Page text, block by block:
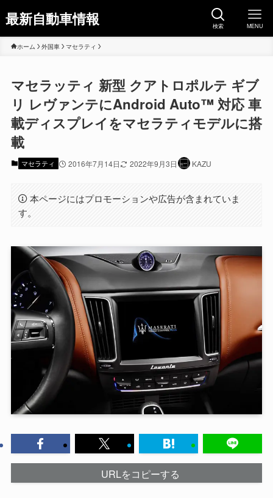
最新自動車情報 検索 MENU
ホーム 外国車 マセラティ
マセラッティ 新型 クアトロポルテ ギブ
リ レヴァンテにAndroid Auto™ 対応 車
載ディスプレイをマセラティモデルに搭
載
マセラティ 2016年7月14日 2022年9月3日 KAZU
本ページにはプロモーションや広告が含まれていま
す。
URLをコピーする